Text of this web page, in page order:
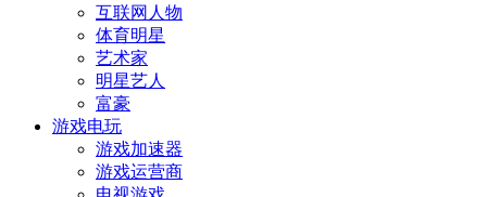
互联网人物
体育明星
艺术家
明星艺人
富豪
游戏电玩
游戏加速器
游戏运营商